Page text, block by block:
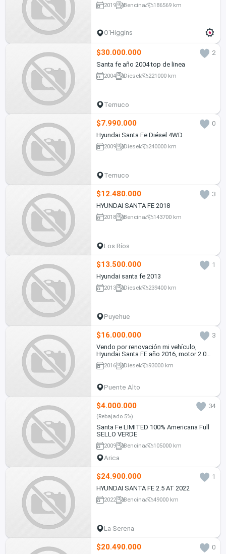
2019 Bencina 186569 km
O'Higgins
$30.000.000
2
Santa fe año 2004 top de linea
2004 Diesel 221000 km
Temuco
$7.990.000
0
Hyundai Santa Fe Diésel 4WD
2009 Diesel 240000 km
Temuco
$12.480.000
3
HYUNDAI SANTA FE 2018
2018 Bencina 143700 km
Los Ríos
$13.500.000
1
Hyundai santa fe 2013
2013 Diesel 239400 km
Puyehue
$16.000.000
3
Vendo por renovación mi vehículo,
Hyundai Santa FE año 2016, motor 2.0
Diesel, Automático, tracción 4x2.wd.
2016 Diesel 93000 km
Puente Alto
$4.000.000 34
(Rebajado 5%)
Santa Fe LIMITED 100% Americana Full
SELLO VERDE
2009 Bencina 105000 km
Arica
$24.900.000
1
HYUNDAI SANTA FE 2.5 AT 2022
2022 Bencina 49000 km
La Serena
$20.490.000 0